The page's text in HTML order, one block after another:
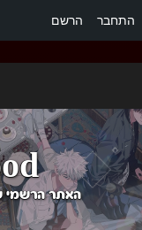
התחבר הרשם
content
האתר הרשמי